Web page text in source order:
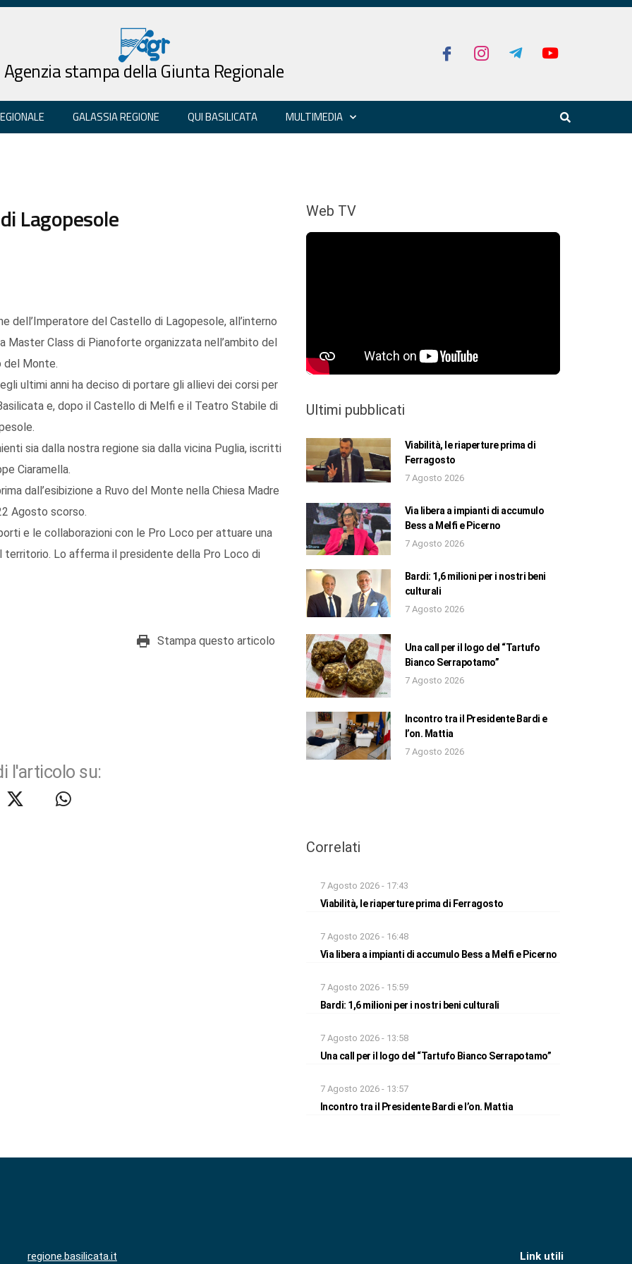
Agenzia stampa della Giunta Regionale
GALASSIA REGIONE QUI BASILICATA MULTIMEDIA
Lagopesole
dell’Imperatore del Castello di Lagopesole, all’interno
Master Class di Pianoforte organizzata nell’ambito del
del Monte.
ultimi anni ha deciso di portare gli allievi dei corsi per
e, dopo il Castello di Melfi e il Teatro Stabile di
sia dalla nostra regione sia dalla vicina Puglia, iscritti
Ciaramella.
dall’esibizione a Ruvo del Monte nella Chiesa Madre
Agosto scorso.
e le collaborazioni con le Pro Loco per attuare una
territorio. Lo afferma il presidente della Pro Loco di
Stampa questo articolo
l'articolo su:
Web TV
Ultimi pubblicati
Viabilità, le riaperture prima di
Ferragosto
7 Agosto 2026
Via libera a impianti di accumulo
Bess a Melfi e Picerno
7 Agosto 2026
Bardi: 1,6 milioni per i nostri beni
culturali
7 Agosto 2026
Una call per il logo del “Tartufo
Bianco Serrapotamo”
7 Agosto 2026
Incontro tra il Presidente Bardi e
l’on. Mattia
7 Agosto 2026
Correlati
7 Agosto 2026 - 17:43
Viabilità, le riaperture prima di Ferragosto
7 Agosto 2026 - 16:48
Via libera a impianti di accumulo Bess a Melfi e Picerno
7 Agosto 2026 - 15:59
Bardi: 1,6 milioni per i nostri beni culturali
7 Agosto 2026 - 13:58
Una call per il logo del “Tartufo Bianco Serrapotamo”
7 Agosto 2026 - 13:57
Incontro tra il Presidente Bardi e l’on. Mattia
regione.basilicata.it Link utili